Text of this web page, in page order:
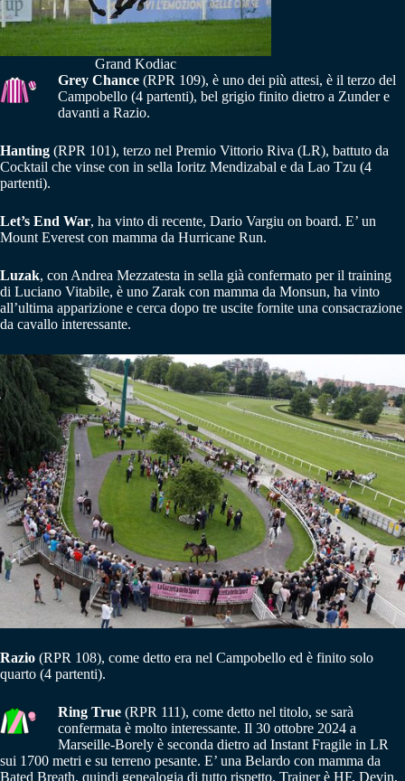
Grand Kodiac
Grey Chance (RPR 109), è uno dei più attesi, è il terzo del
Campobello (4 partenti), bel grigio finito dietro a Zunder e
davanti a Razio.
Hanting (RPR 101), terzo nel Premio Vittorio Riva (LR), battuto da
Cocktail che vinse con in sella Ioritz Mendizabal e da Lao Tzu (4
partenti).
Let’s End War, ha vinto di recente, Dario Vargiu on board. E’ un
Mount Everest con mamma da Hurricane Run.
Luzak, con Andrea Mezzatesta in sella già confermato per il training
di Luciano Vitabile, è uno Zarak con mamma da Monsun, ha vinto
all’ultima apparizione e cerca dopo tre uscite fornite una consacrazione
da cavallo interessante.
Razio (RPR 108), come detto era nel Campobello ed è finito solo
quarto (4 partenti).
Ring True (RPR 111), come detto nel titolo, se sarà
confermata è molto interessante. Il 30 ottobre 2024 a
Marseille-Borely è seconda dietro ad Instant Fragile in LR
sui 1700 metri e su terreno pesante. E’ una Belardo con mamma da
Bated Breath, quindi genealogia di tutto rispetto. Trainer è HF. Devin,